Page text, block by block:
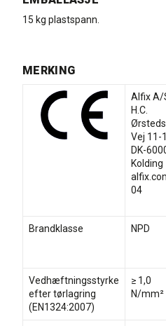
15 kg plastspann.
MERKING
Alfix A/
H.C.
Ørsteds
Vej 11-
DK-
Kolding
04
Brandklasse NPD
Vedhæftningsstyrke
efter tørlagring
(EN1324:2007)
≥ 1,0
N/mm²